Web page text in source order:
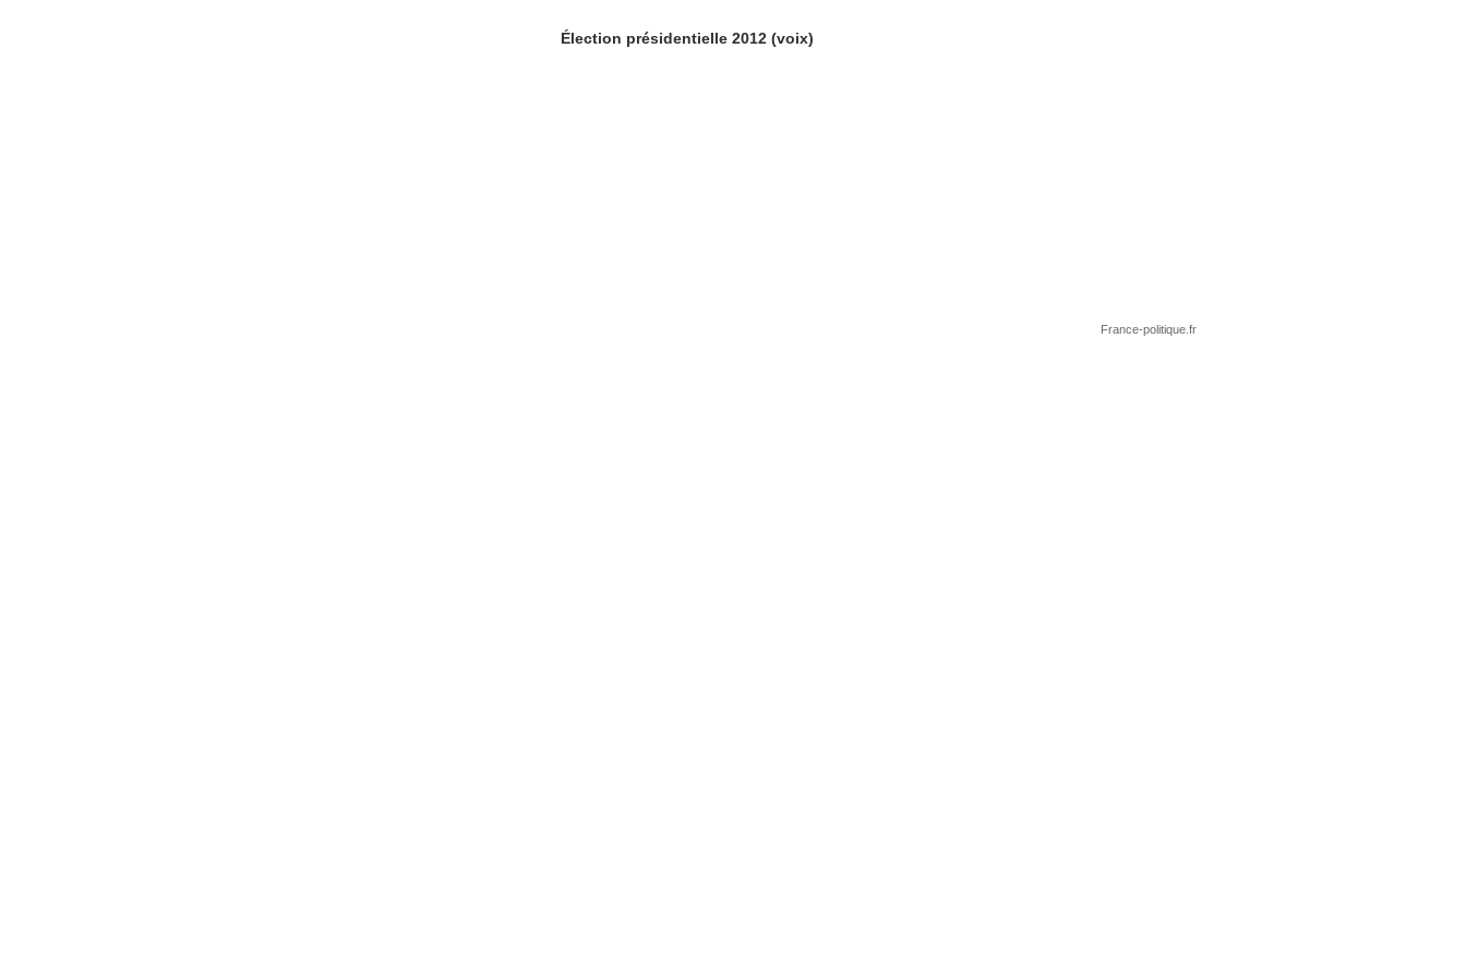
Élection présidentielle 2012 (voix)
France-politique.fr